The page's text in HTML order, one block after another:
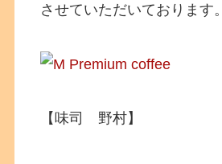
させていただいております。
【味司 野村】